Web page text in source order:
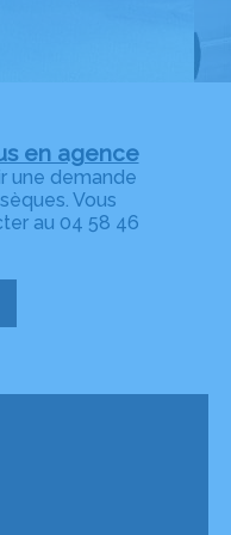
en agence
une demande
Vous
au 04 58 46